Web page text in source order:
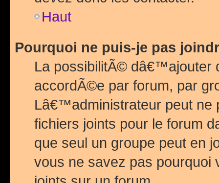
Haut
Pourquoi ne puis-je pas
La possibilitÃ© dâ€™ajouter
accordÃ©e par forum, par
Lâ€™administrateur peut
fichiers joints pour le forum
que seul un groupe peut en
vous ne savez pas pourquoi